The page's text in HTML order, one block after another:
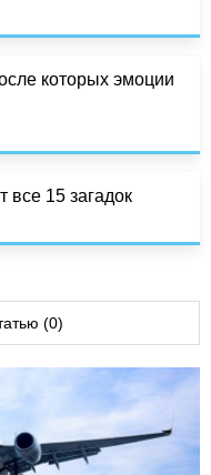
которых эмоции
все 15 загадок
(0)